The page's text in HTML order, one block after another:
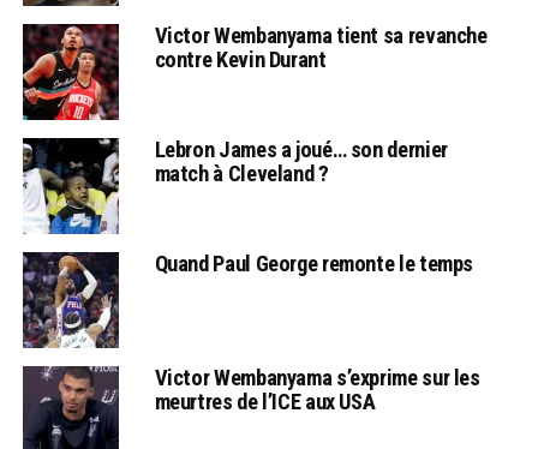
Victor Wembanyama tient sa revanche
contre Kevin Durant
Lebron James a joué… son dernier
match à Cleveland ?
Quand Paul George remonte le temps
Victor Wembanyama s’exprime sur les
meurtres de l’ICE aux USA